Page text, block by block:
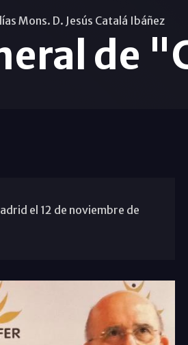
Mons. D. Jesús Catalá Ibáñez
de
el 12 de noviembre de